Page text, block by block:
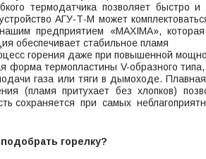
термодатчика позволяет быстро и
АГУ-Т-М может
предприятием «MAXIMA»,
обеспечивает стабильное пламя
горения даже при повышенной
форма термопластины V-образного
газа или тяги в дымоходе.
(пламя притухает без хлопков)
сохраняется при самых
горелку?